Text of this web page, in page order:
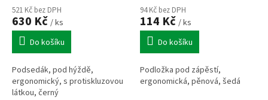
521 Kč bez DPH
630 Kč / ks
Do košíku
Podsedák, pod hýždě,
ergonomický, s protiskluzovou
látkou, černý
94 Kč bez DPH
114 Kč / ks
Do košíku
Podložka pod zápěstí,
ergonomická, pěnová, šedá